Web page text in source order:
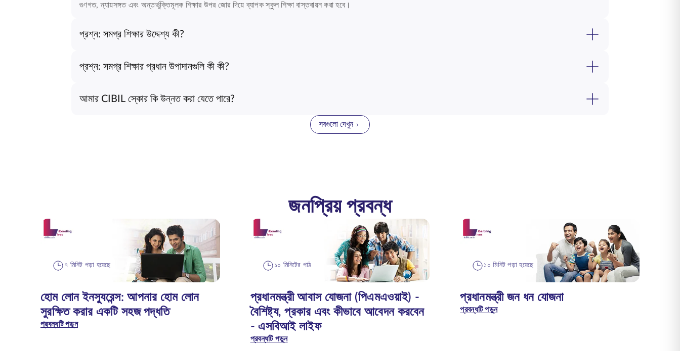
গুণগত, ন্যায়সঙ্গত এবং অন্তর্ভুক্তিমূলক শিক্ষার উপর জোর দিয়ে ব্যাপক স্কুল শিক্ষা বাস্তবায়ন করা হবে।
প্রশ্ন: সমগ্র শিক্ষার উদ্দেশ্য কী?
প্রশ্ন: সমগ্র শিক্ষার প্রধান উপাদানগুলি কী কী?
আমার CIBIL স্কোর কি উন্নত করা যেতে পারে?
সবগুলো দেখুন
জনপ্রিয় প্রবন্ধ
৭ মিনিট পড়া হয়েছে
হোম লোন ইনস্যুরেন্স: আপনার হোম লোন
সুরক্ষিত করার একটি সহজ পদ্ধতি
প্রবন্ধটি পড়ুন
১০ মিনিটের পাঠ
প্রধানমন্ত্রী আবাস যোজনা (পিএমএওয়াই) -
বৈশিষ্ট্য, প্রকার এবং কীভাবে আবেদন করবেন
- এসবিআই লাইফ
প্রবন্ধটি পড়ুন
১০ মিনিট পড়া হয়েছে
প্রধানমন্ত্রী জন ধন যোজনা
প্রবন্ধটি পড়ুন